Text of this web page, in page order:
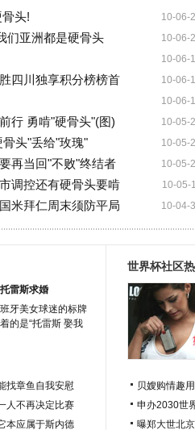
10-06-
头!
10-06-
们亚洲都是硬骨头
10-06-
10-06-
四川独享积分榜榜首
10-06-
10-05-
行 勇啃"硬骨头"(图)
10-05-
头"丢给"玫瑰"
10-05-
再当回"不败"终结者
10-05-
调控还有硬骨头要啃
10-04-
米拜仁周末须防平局
雷斯求婚
牙美女球迷的标牌
的是“托雷斯 娶我
找章鱼自我安慰
人不再决定比赛
本应属于斯内德
世界杯社区
贝嫂购情趣
申办2030世
曝郑大世北